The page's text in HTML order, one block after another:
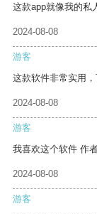
这款app就像我的私
2024-08-08
游客
这款软件非常实用，
2024-08-08
游客
我喜欢这个软件 作
2024-08-08
游客